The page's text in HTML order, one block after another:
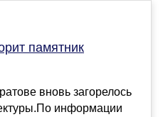
памятник
вновь загорелось
информации